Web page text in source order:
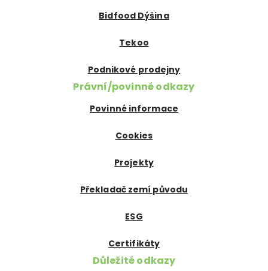
Bidfood Dýšina
Tekoo
Podnikové prodejny
Právní/povinné odkazy
Povinné informace
Cookies
Projekty
Překladač zemí původu
ESG
Certifikáty
Důležité odkazy